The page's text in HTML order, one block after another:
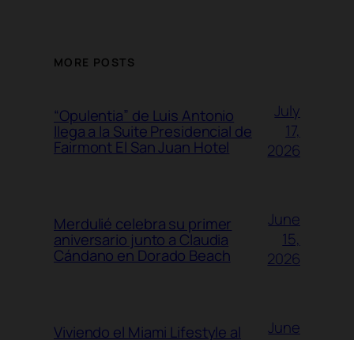
MORE POSTS
“Opulentia” de Luis Antonio
llega a la Suite Presidencial de
Fairmont El San Juan Hotel
July
17,
2026
Merdulié celebra su primer
aniversario junto a Claudia
Cándano en Dorado Beach
June
15,
2026
Viviendo el Miami Lifestyle al
June